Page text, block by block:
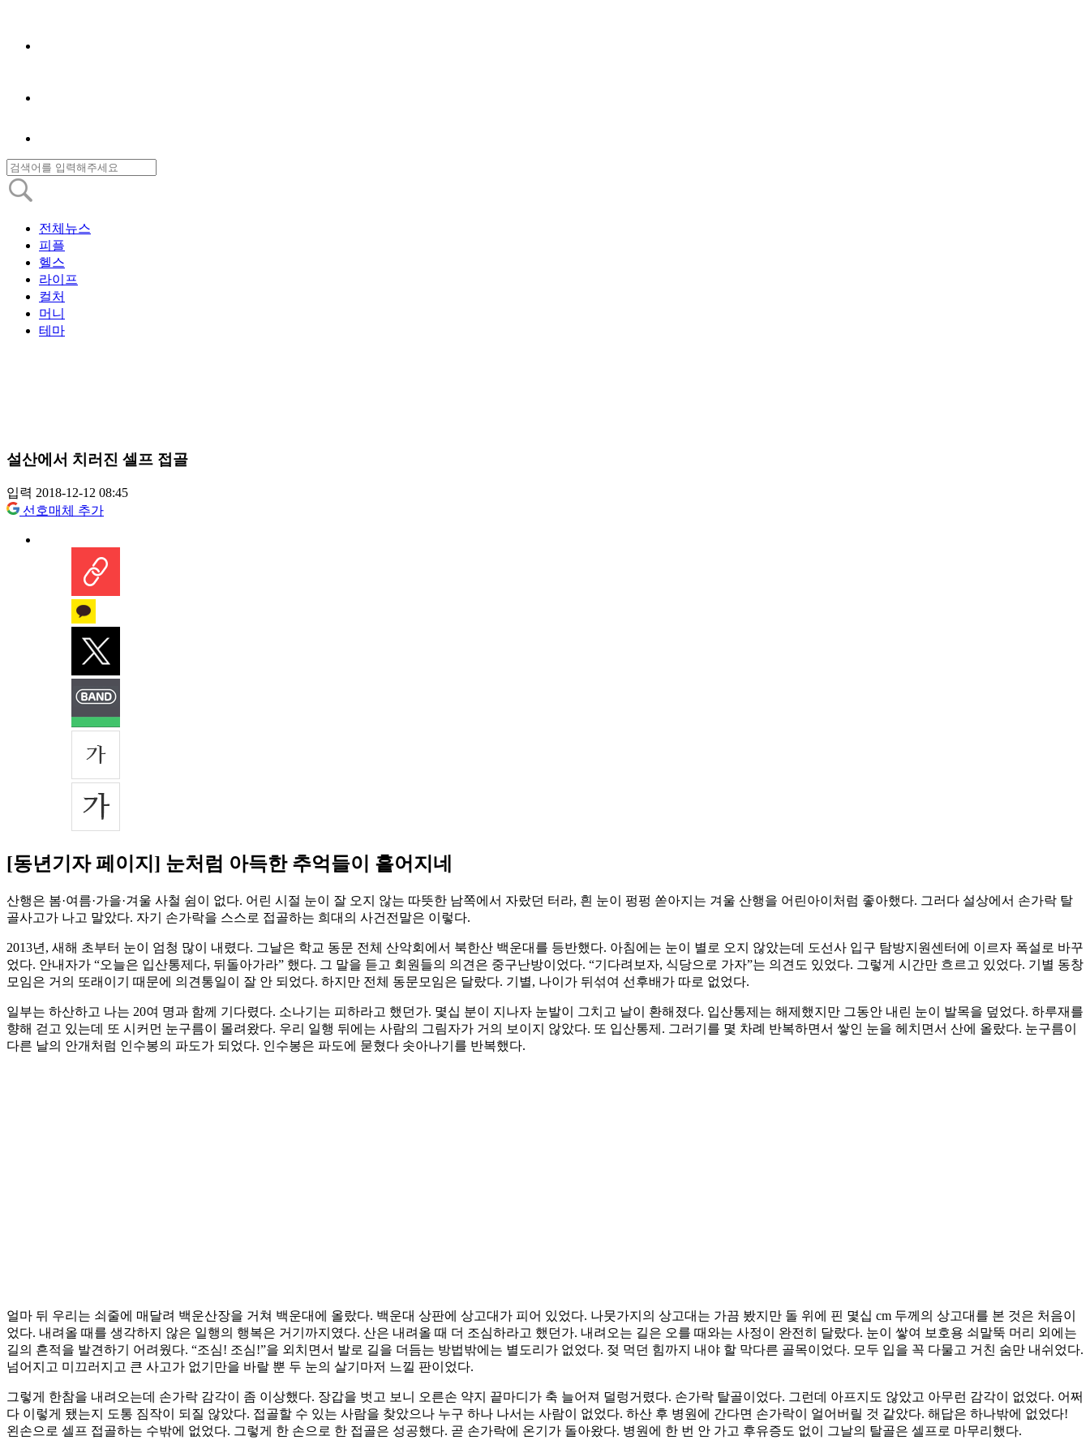
전체뉴스
피플
헬스
라이프
컬처
머니
테마
설산에서 치러진 셀프 접골
입력 2018-12-12 08:45
선호매체 추가
[동년기자 페이지] 눈처럼 아득한 추억들이 흩어지네
산행은 봄·여름·가을·겨울 사철 쉼이 없다. 어린 시절 눈이 잘 오지 않는 따뜻한 남쪽에서 자랐던 터라, 흰 눈이 펑펑 쏟아지는 겨울 산행을 어린아이처럼 좋아했다. 그러다 설상에서 손가락 탈
골사고가 나고 말았다. 자기 손가락을 스스로 접골하는 희대의 사건전말은 이렇다.
2013년, 새해 초부터 눈이 엄청 많이 내렸다. 그날은 학교 동문 전체 산악회에서 북한산 백운대를 등반했다. 아침에는 눈이 별로 오지 않았는데 도선사 입구 탐방지원센터에 이르자 폭설로 바꾸
었다. 안내자가 “오늘은 입산통제다, 뒤돌아가라” 했다. 그 말을 듣고 회원들의 의견은 중구난방이었다. “기다려보자, 식당으로 가자”는 의견도 있었다. 그렇게 시간만 흐르고 있었다. 기별 동창
모임은 거의 또래이기 때문에 의견통일이 잘 안 되었다. 하지만 전체 동문모임은 달랐다. 기별, 나이가 뒤섞여 선후배가 따로 없었다.
일부는 하산하고 나는 20여 명과 함께 기다렸다. 소나기는 피하라고 했던가. 몇십 분이 지나자 눈발이 그치고 날이 환해졌다. 입산통제는 해제했지만 그동안 내린 눈이 발목을 덮었다. 하루재를
향해 걷고 있는데 또 시커먼 눈구름이 몰려왔다. 우리 일행 뒤에는 사람의 그림자가 거의 보이지 않았다. 또 입산통제. 그러기를 몇 차례 반복하면서 쌓인 눈을 헤치면서 산에 올랐다. 눈구름이
다른 날의 안개처럼 인수봉의 파도가 되었다. 인수봉은 파도에 묻혔다 솟아나기를 반복했다.
얼마 뒤 우리는 쇠줄에 매달려 백운산장을 거쳐 백운대에 올랐다. 백운대 상판에 상고대가 피어 있었다. 나뭇가지의 상고대는 가끔 봤지만 돌 위에 핀 몇십 cm 두께의 상고대를 본 것은 처음이
었다. 내려올 때를 생각하지 않은 일행의 행복은 거기까지였다. 산은 내려올 때 더 조심하라고 했던가. 내려오는 길은 오를 때와는 사정이 완전히 달랐다. 눈이 쌓여 보호용 쇠말뚝 머리 외에는
길의 흔적을 발견하기 어려웠다. “조심! 조심!”을 외치면서 발로 길을 더듬는 방법밖에는 별도리가 없었다. 젖 먹던 힘까지 내야 할 막다른 골목이었다. 모두 입을 꼭 다물고 거친 숨만 내쉬었다.
넘어지고 미끄러지고 큰 사고가 없기만을 바랄 뿐 두 눈의 살기마저 느낄 판이었다.
그렇게 한참을 내려오는데 손가락 감각이 좀 이상했다. 장갑을 벗고 보니 오른손 약지 끝마디가 축 늘어져 덜렁거렸다. 손가락 탈골이었다. 그런데 아프지도 않았고 아무런 감각이 없었다. 어쩌
다 이렇게 됐는지 도통 짐작이 되질 않았다. 접골할 수 있는 사람을 찾았으나 누구 하나 나서는 사람이 없었다. 하산 후 병원에 간다면 손가락이 얼어버릴 것 같았다. 해답은 하나밖에 없었다!
왼손으로 셀프 접골하는 수밖에 없었다. 그렇게 한 손으로 한 접골은 성공했다. 곧 손가락에 온기가 돌아왔다. 병원에 한 번 안 가고 후유증도 없이 그날의 탈골은 셀프로 마무리했다.